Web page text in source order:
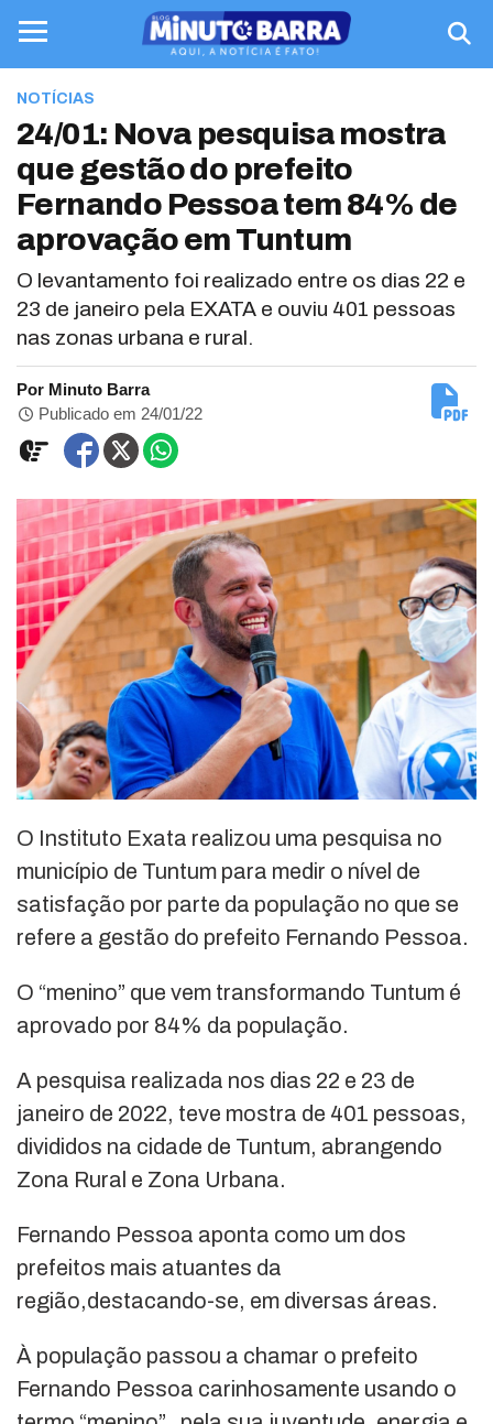
NOTÍCIAS
24/01: Nova pesquisa mostra
que gestão do prefeito
Fernando Pessoa tem 84% de
aprovação em Tuntum
O levantamento foi realizado entre os dias 22 e
23 de janeiro pela EXATA e ouviu 401 pessoas
nas zonas urbana e rural.
Por Minuto Barra
Publicado em 24/01/22
O Instituto Exata realizou uma pesquisa no
município de Tuntum para medir o nível de
satisfação por parte da população no que se
refere a gestão do prefeito Fernando Pessoa.
O “menino” que vem transformando Tuntum é
aprovado por 84% da população.
A pesquisa realizada nos dias 22 e 23 de
janeiro de 2022, teve mostra de 401 pessoas,
divididos na cidade de Tuntum, abrangendo
Zona Rural e Zona Urbana.
Fernando Pessoa aponta como um dos
prefeitos mais atuantes da
região,destacando-se, em diversas áreas.
À população passou a chamar o prefeito
Fernando Pessoa carinhosamente usando o